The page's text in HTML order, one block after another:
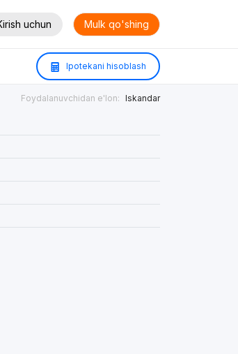
uchun Mulk qo'shing
Ipotekani hisoblash
Foydalanuvchidan e'lon: Iskandar